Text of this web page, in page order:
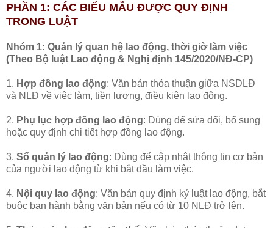
PHẦN 1: CÁC BIỂU MẪU ĐƯỢC QUY ĐỊNH
TRONG LUẬT
Nhóm 1: Quản lý quan hệ lao động, thời giờ làm việc
(Theo Bộ luật Lao động & Nghị định 145/2020/NĐ-CP)
1. Hợp đồng lao động: Văn bản thỏa thuận giữa NSDLĐ
và NLĐ về việc làm, tiền lương, điều kiện lao động.
2. Phụ lục hợp đồng lao động: Dùng để sửa đổi, bổ sung
hoặc quy định chi tiết hợp đồng lao động.
3. Sổ quản lý lao động: Dùng để cập nhật thông tin cơ bản
của người lao động từ khi bắt đầu làm việc.
4. Nội quy lao động: Văn bản quy định kỷ luật lao động, bắt
buộc ban hành bằng văn bản nếu có từ 10 NLĐ trở lên.